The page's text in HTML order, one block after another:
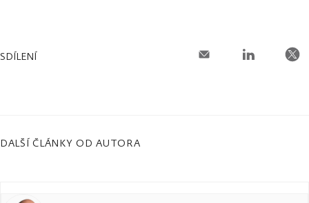
SDÍLENÍ
DALŠÍ ČLÁNKY OD AUTORA